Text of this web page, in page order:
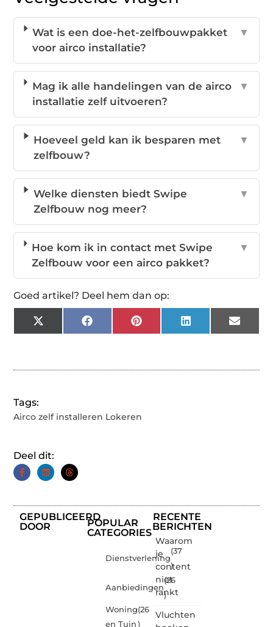
Wat is een doe-het-zelfbouwpakket
voor airco installatie?
▼
Mag ik alle handelingen van de airco
installatie zelf uitvoeren?
▼
Hoeveel geld kan ik besparen met
zelfbouw?
▼
Welke diensten biedt Swipe
Zelfbouw nog meer?
▼
Hoe kom ik in contact met Swipe
Zelfbouw voor een airco pakket?
▼
Goed artikel? Deel hem dan op:
X
(Twitter)
FacebookPinterestLinkedInEmail
Tags:
Airco zelf installeren Lokeren
Deel dit:
GEPUBLICEERD
DOOR
POPULAR
CATEGORIES
Dienstverlening
(37
)
Aanbiedingen
(26
)
Woning
en Tuin
(26
)
RECENTE
BERICHTEN
Waarom
je
content
niet
rankt
Vluchten